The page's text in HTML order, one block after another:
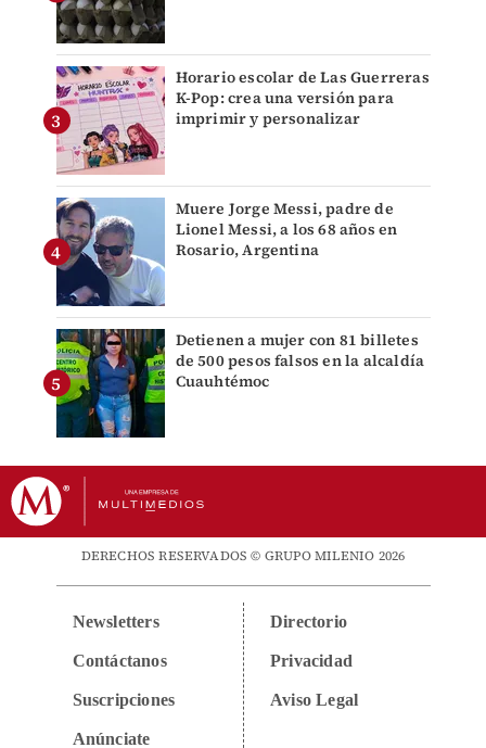
Horario escolar de Las Guerreras
K-Pop: crea una versión para
imprimir y personalizar
Muere Jorge Messi, padre de
Lionel Messi, a los 68 años en
Rosario, Argentina
Detienen a mujer con 81 billetes
de 500 pesos falsos en la alcaldía
Cuauhtémoc
DERECHOS RESERVADOS © GRUPO MILENIO 2026
Newsletters
Contáctanos
Suscripciones
Anúnciate
Directorio
Privacidad
Aviso Legal